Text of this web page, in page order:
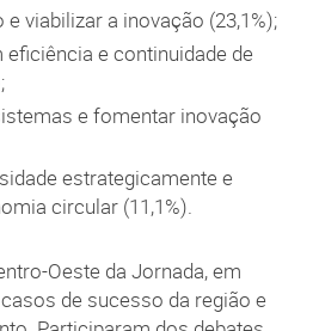
viabilizar a inovação (23,1%);
eficiência e continuidade de
e fomentar inovação
estrategicamente e
circular (11,1%).
Oeste da Jornada, em
de sucesso da região e